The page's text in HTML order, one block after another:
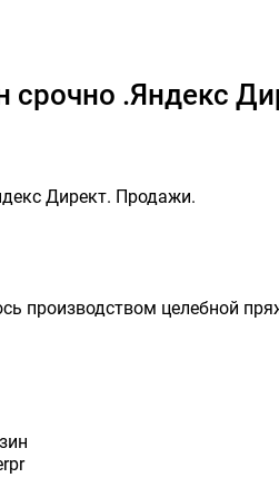
срочно .Яндекс
Директ. Продажи.
производством целебной